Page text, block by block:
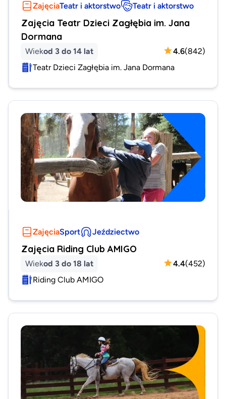
ZajęciaTeatr i aktorstwo Teatr i aktorstwo
Zajęcia Teatr Dzieci Zagłębia im. Jana
Dormana
Wiekod 3 do 14 lat 4.6(842)
Teatr Dzieci Zagłębia im. Jana Dormana
ZajęciaSport Jeździectwo
Zajęcia Riding Club AMIGO
Wiekod 3 do 18 lat 4.4(452)
Riding Club AMIGO